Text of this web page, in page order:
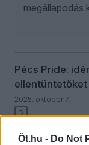
Öt.hu - Do Not
megállapodás
Pécs Pride:
2025. október 7.
2
A gender